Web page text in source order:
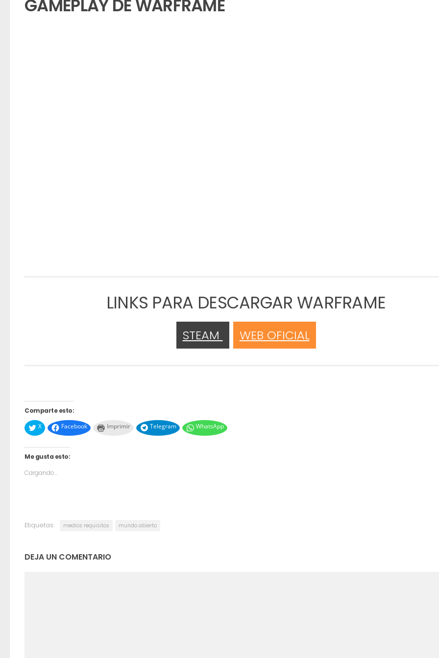
GAMEPLAY DE WARFRAME
LINKS PARA DESCARGAR WARFRAME
STEAM WEB OFICIAL
Comparte esto:
X
Facebook Imprimir Telegram WhatsApp
Me gusta esto:
Cargando...
Etiquetas: medios requisitos mundo abierto
DEJA UN COMENTARIO